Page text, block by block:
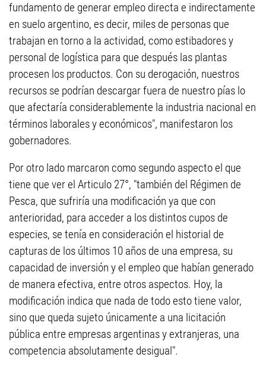
fundamento de generar empleo directa e indirectamente
en suelo argentino, es decir, miles de personas que
trabajan en torno a la actividad, como estibadores y
personal de logística para que después las plantas
procesen los productos. Con su derogación, nuestros
recursos se podrían descargar fuera de nuestro pías lo
que afectaría considerablemente la industria nacional en
términos laborales y económicos", manifestaron los
gobernadores.
Por otro lado marcaron como segundo aspecto el que
tiene que ver el Articulo 27°, "también del Régimen de
Pesca, que sufriría una modificación ya que con
anterioridad, para acceder a los distintos cupos de
especies, se tenía en consideración el historial de
capturas de los últimos 10 años de una empresa, su
capacidad de inversión y el empleo que habían generado
de manera efectiva, entre otros aspectos. Hoy, la
modificación indica que nada de todo esto tiene valor,
sino que queda sujeto únicamente a una licitación
pública entre empresas argentinas y extranjeras, una
competencia absolutamente desigual".